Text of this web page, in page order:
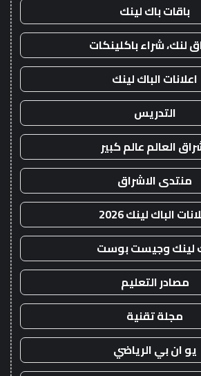
باقات باك لينك
لنك، شراء باكلينكات
اعلانات الباك لينك
التدريس
العالم عالم كبير
منتدى الاشراق
الباك لينك 2026
لينك وجيست بوست
مصادر التعليم
مجلة تقنية
يو ان بي الرياضي